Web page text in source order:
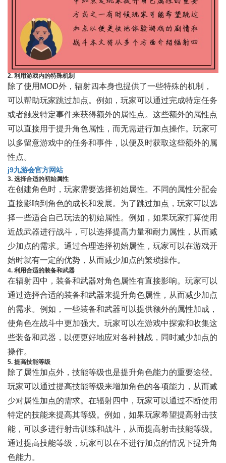
2. 利用游戏内的特殊机制
除了使用MOD外，辐射四本身也提供了一些特殊的机制，
可以帮助玩家跳过加点。例如，玩家可以通过完成特定任务
或者触发特定事件来获得额外的属性点。这些额外的属性点
可以直接用于提升角色属性，而无需进行加点操作。玩家可
以多留意游戏中的任务和事件，以便及时获取这些额外的属
性点。
j9九游会官方网站
3. 选择合适的初始属性
在创建角色时，玩家需要选择初始属性。不同的属性分配会
直接影响到角色的成长和发展。为了跳过加点，玩家可以选
择一些适合自己玩法的初始属性。例如，如果玩家打算使用
近战武器进行战斗，可以选择提高力量和耐力属性，从而减
少加点的需求。通过合理选择初始属性，玩家可以在游戏开
始时就有一定的优势，从而减少加点的繁琐操作。
4. 利用合适的装备和武器
在辐射四中，装备和武器对角色属性有直接影响。玩家可以
通过选择合适的装备和武器来提升角色属性，从而减少加点
的需求。例如，一些装备和武器可以提供额外的属性加成，
使角色在战斗中更加强大。玩家可以在游戏中探索和收集这
些装备和武器，以便更好地应对各种挑战，同时减少加点的
操作。
5. 提高技能等级
除了属性加点外，技能等级也是提升角色能力的重要途径。
玩家可以通过提高技能等级来增加角色的各项能力，从而减
少对属性加点的需求。在辐射四中，玩家可以通过不断使用
特定的技能来提高其等级。例如，如果玩家希望提高射击技
能，可以多进行射击训练和战斗，从而提高射击技能等级。
通过提高技能等级，玩家可以在不进行加点的情况下提升角
色能力。